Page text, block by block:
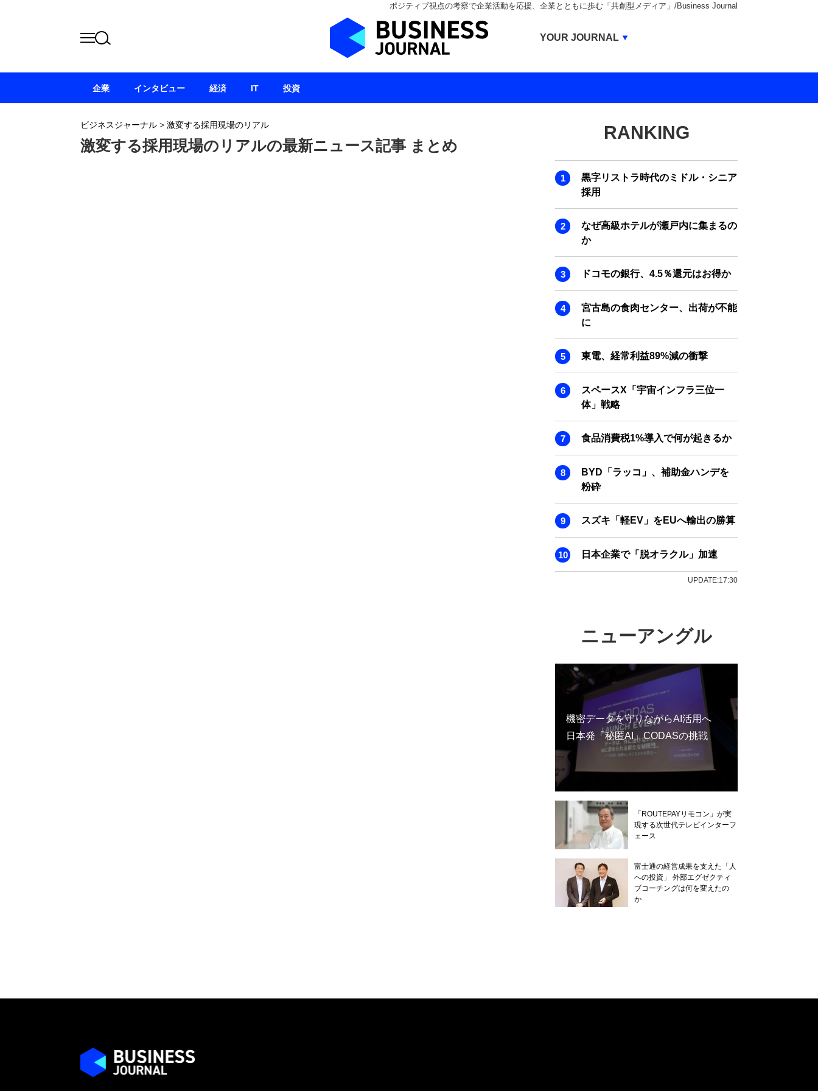
ポジティブ視点の考察で企業活動を応援、企業とともに歩む「共創型メディア」/Business Journal
ビジネスジャーナル > 激変する採用現場のリアル
激変する採用現場のリアルの最新ニュース記事 まとめ
RANKING
黒字リストラ時代のミドル・シニア
採用
なぜ高級ホテルが瀬戸内に集まるの
か
ドコモの銀行、4.5％還元はお得か
宮古島の食肉センター、出荷が不能
に
東電、経常利益89%減の衝撃
スペースX「宇宙インフラ三位一
体」戦略
食品消費税1%導入で何が起きるか
BYD「ラッコ」、補助金ハンデを
粉砕
スズキ「軽EV」をEUへ輸出の勝算
日本企業で「脱オラクル」加速
UPDATE:17:30
ニューアングル
機密データを守りながらAI活用へ
日本発「秘匿AI」CODASの挑戦
「ROUTEPAYリモコン」が実
現する次世代テレビインターフ
ェース
富士通の経営成果を支えた「人
への投資」 外部エグゼクティ
ブコーチングは何を変えたの
か
企業 インタビュー 経済 IT 投資
YOUR JOURNAL
BUSINESS JOURNAL
IVS JOURNAL
ENERGY MANAGEMENT JOURNAL
INBOUND JOURNAL
LIFE ENDING JOURNAL
AI JOURNAL
SMART MARKETING JOURNAL
ADOPTABLE DOG JOURNAL